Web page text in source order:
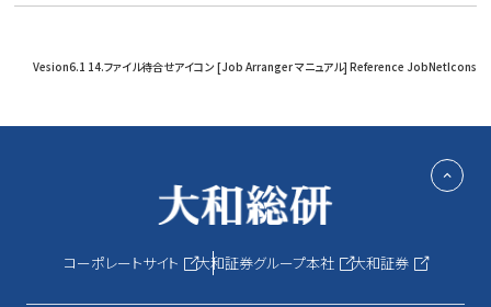
Vesion6.1 14.ファイル待合せアイコン [Job Arranger マニュアル] Reference JobNetIcons
コーポレートサイト 大和証券グループ本社 大和証券